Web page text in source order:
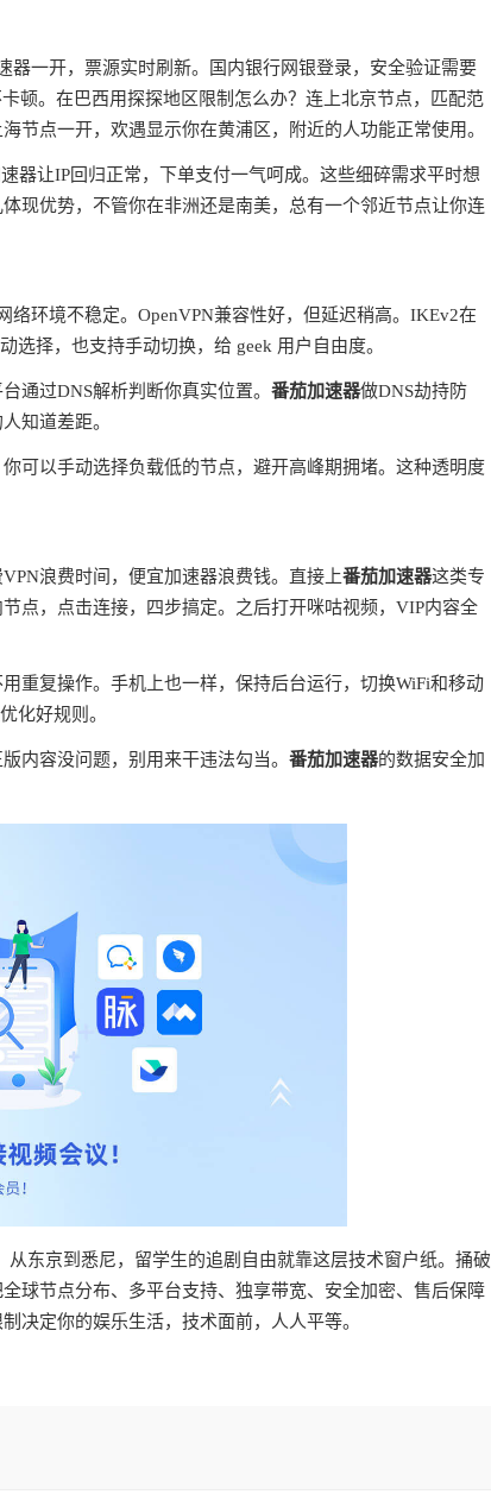
器一开，票源实时刷新。国内银行网银登录，安全验证需要
顿。在巴西用探探地区限制怎么办？连上北京节点，匹配范
节点一开，欢遇显示你在黄浦区，附近的人功能正常使用。
器让IP回归正常，下单支付一气呵成。这些细碎需求平时想
现优势，不管你在非洲还是南美，总有一个邻近节点让你连
环境不稳定。OpenVPN兼容性好，但延迟稍高。IKEv2在
选择，也支持手动切换，给 geek 用户自由度。
通过DNS解析判断你真实位置。 番茄加速器做DNS劫持防
知道差距。
可以手动选择负载低的节点，避开高峰期拥堵。这种透明度
浪费时间，便宜加速器浪费钱。直接上番茄加速器这类专
点，点击连接，四步搞定。之后打开咪咕视频，VIP内容全
重复操作。手机上也一样，保持后台运行，切换WiFi和移动
化好规则。
内容没问题，别用来干违法勾当。 番茄加速器的数据安全加
东京到悉尼，留学生的追剧自由就靠这层技术窗户纸。捅破
全球节点分布、多平台支持、独享带宽、安全加密、售后保障
决定你的娱乐生活，技术面前，人人平等。